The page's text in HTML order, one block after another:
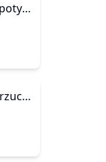
„Wszyscy, których spotykasz zawsze pytają czy masz prace, czy jesteś żonaty lub czy masz dom, zupełnie tak jakby życie było jakąś listą zakupów. Ale nikt nigdy nie pyta czy jesteś szczęśliwy...”
Pozwól sobie na porzucenie wszystkiego, co Ci nie służy, nie rozwija Cię i nie daje Ci szczęścia